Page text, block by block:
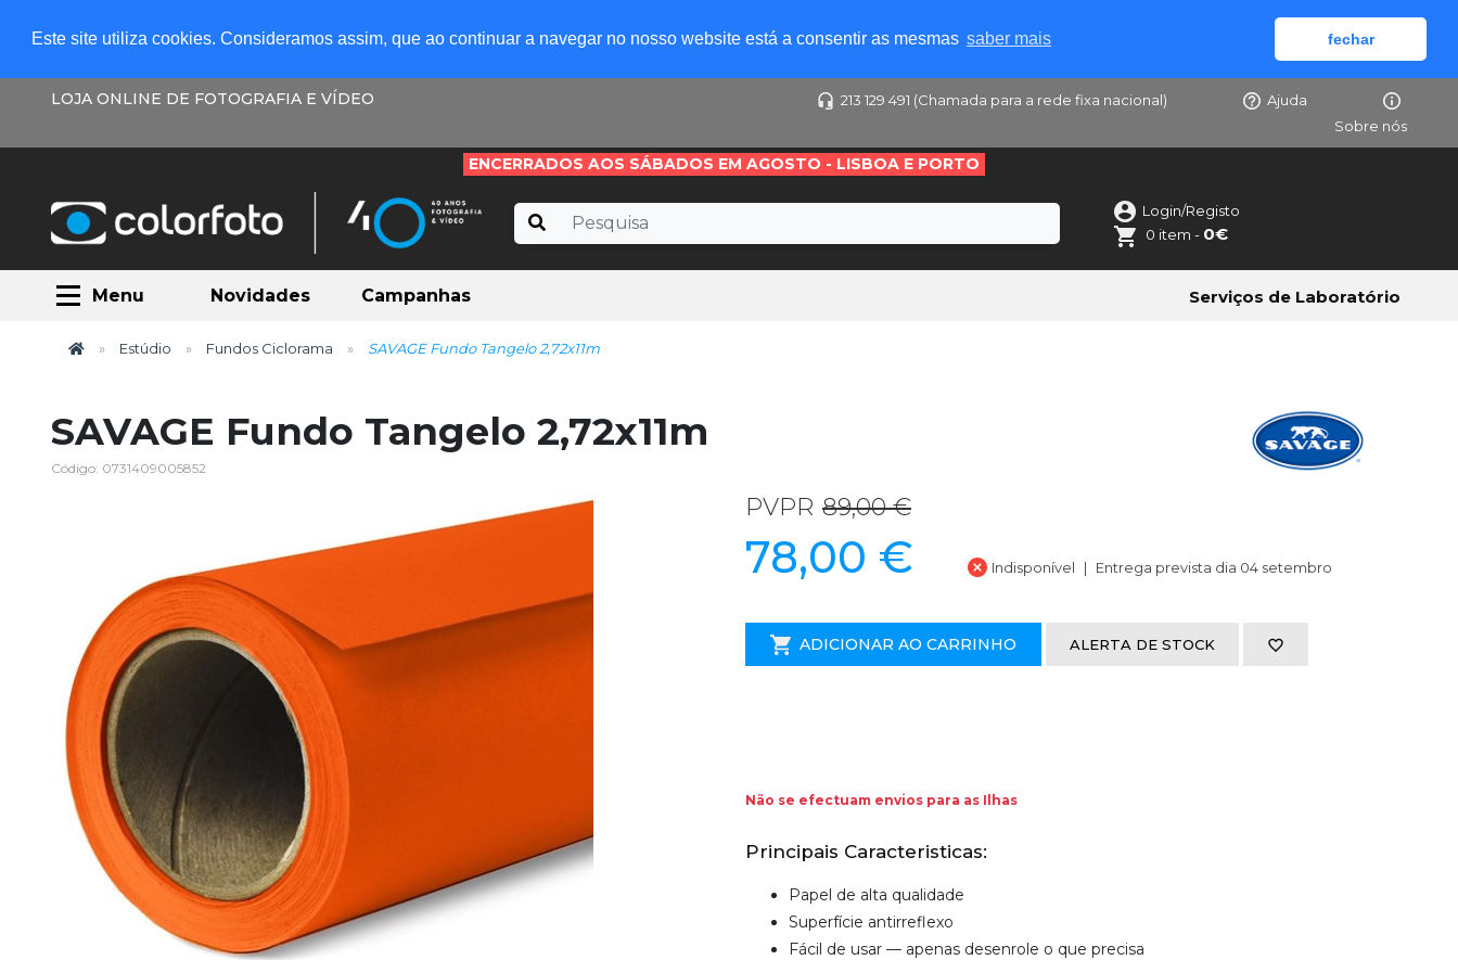
Este site utiliza cookies. Consideramos assim, que ao continuar a navegar no nosso website está a consentir as mesmas saber mais fechar
LOJA ONLINE DE FOTOGRAFIA E VÍDEO 213 129 491 (Chamada para a rede fixa nacional)
Ajuda
Sobre nós
ENCERRADOS AOS SÁBADOS EM AGOSTO - LISBOA E PORTO
Login/Registo
0 item - 0€
Menu Novidades Campanhas Serviços de Laboratório
Estúdio Fundos Ciclorama SAVAGE Fundo Tangelo 2,72x11m
SAVAGE Fundo Tangelo 2,72x11m
Código: 0731409005852
PVPR 89,00 €
78,00 € Indisponível Entrega prevista dia 04 setembro
ADICIONAR AO CARRINHO ALERTA DE STOCK
Não se efectuam envios para as Ilhas
Principais Caracteristicas:
Papel de alta qualidade
Superfície antirreflexo
Fácil de usar — apenas desenrole o que precisa